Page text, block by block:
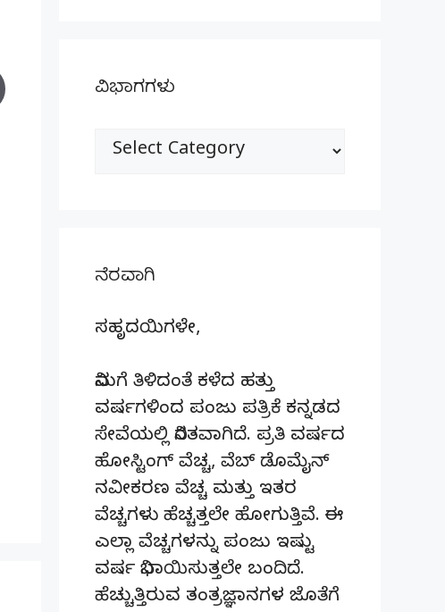
ವಿಭಾಗಗಳು
ವಿಭಾಗಗಳು
ನೆರವಾಗಿ
ಸಹೃದಯಿಗಳೇ,
ನಿಮಗೆ ತಿಳಿದಂತೆ ಕಳೆದ ಹತ್ತು
ವರ್ಷಗಳಿಂದ ಪಂಜು ಪತ್ರಿಕೆ ಕನ್ನಡದ
ಸೇವೆಯಲ್ಲಿ ನಿರತವಾಗಿದೆ. ಪ್ರತಿ ವರ್ಷದ
ಹೋಸ್ಟಿಂಗ್‌ ವೆಚ್ಚ, ವೆಬ್‌ ಡೊಮೈನ್‌
ನವೀಕರಣ ವೆಚ್ಚ ಮತ್ತು ಇತರ
ವೆಚ್ಚಗಳು ಹೆಚ್ಚತ್ತಲೇ ಹೋಗುತ್ತಿವೆ. ಈ
ಎಲ್ಲಾ ವೆಚ್ಚಗಳನ್ನು ಪಂಜು ಇಷ್ಟು
ವರ್ಷ ನಿಭಾಯಿಸುತ್ತಲೇ ಬಂದಿದೆ.
ಹೆಚ್ಚುತ್ತಿರುವ ತಂತ್ರಜ್ಞಾನಗಳ ಜೊತೆಗೆ